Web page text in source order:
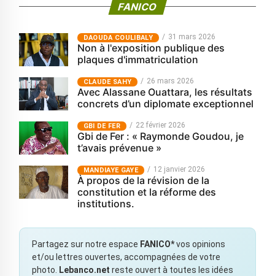
FANICO
‎DAOUDA COULIBALY 31 mars 2026
Non à l'exposition publique des
plaques d'immatriculation
CLAUDE SAHY 26 mars 2026
Avec Alassane Ouattara, les résultats
concrets d’un diplomate exceptionnel
GBI DE FER 22 février 2026
Gbi de Fer : « Raymonde Goudou, je
t’avais prévenue »
MANDIAYE GAYE 12 janvier 2026
À propos de la révision de la
constitution et la réforme des
institutions.
Partagez sur notre espace FANICO*vos opinions
et/ou lettres ouvertes, accompagnées de votre
photo.
Lebanco.net reste ouvert à toutes les idées